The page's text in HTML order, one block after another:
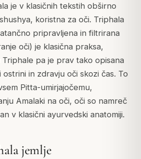
je v klasičnih tekstih obširno
, koristna za oči. Triphala
pripravljena in filtrirana
oči) je klasična praksa,
pa je prav tako opisana
in zdravju oči skozi čas. To
Pitta-umirjajočemu,
Amalaki na oči, oči so namreč
v klasični ayurvedski anatomiji.
jemlje